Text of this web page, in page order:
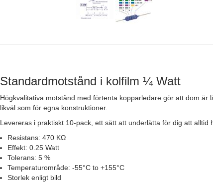
Standardmotstånd i kolfilm ¼ Watt
Högkvalitativa motstånd med förtenta kopparledare gör att dom
likväl som för egna konstruktioner.
Levereras i praktiskt 10-pack, ett sätt att underlätta för dig att alltid
Resistans: 470 KΩ
Effekt: 0.25 Watt
Tolerans: 5 %
Temperaturområde: -55°C to +155°C
Storlek enligt bild